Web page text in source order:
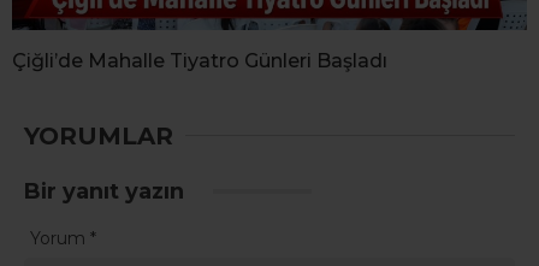
Çiğli’de Mahalle Tiyatro Günleri Başladı
YORUMLAR
Bir yanıt yazın
Yorum *